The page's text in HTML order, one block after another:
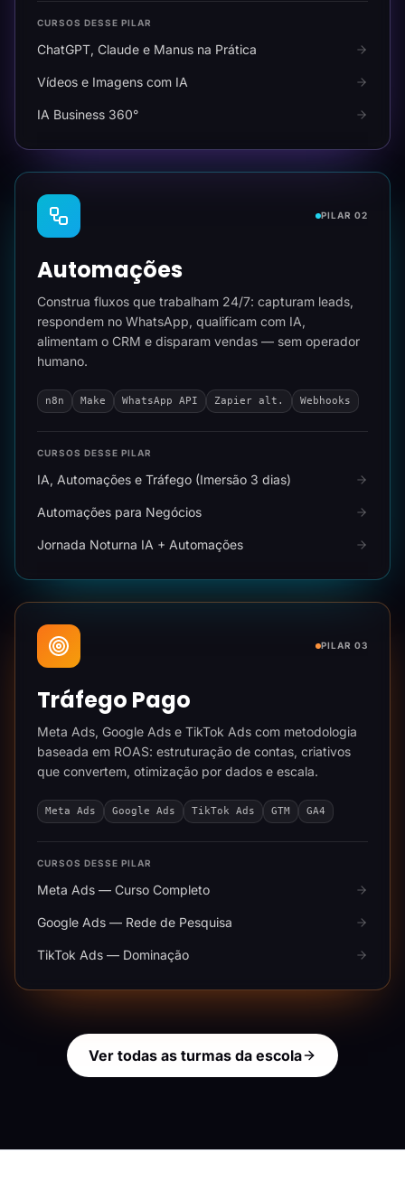
CURSOS DESSE PILAR
ChatGPT, Claude e Manus na Prática
Vídeos e Imagens com IA
IA Business 360°
PILAR 02
Automações
Construa fluxos que trabalham 24/7: capturam leads,
respondem no WhatsApp, qualificam com IA,
alimentam o CRM e disparam vendas — sem operador
humano.
n8n Make WhatsApp API Zapier alt. Webhooks
CURSOS DESSE PILAR
IA, Automações e Tráfego (Imersão 3 dias)
Automações para Negócios
Jornada Noturna IA + Automações
PILAR 03
Tráfego Pago
Meta Ads, Google Ads e TikTok Ads com metodologia
baseada em ROAS: estruturação de contas, criativos
que convertem, otimização por dados e escala.
Meta Ads Google Ads TikTok Ads GTM GA4
CURSOS DESSE PILAR
Meta Ads — Curso Completo
Google Ads — Rede de Pesquisa
TikTok Ads — Dominação
Ver todas as turmas da escola